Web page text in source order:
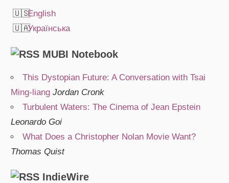
English
Українська
MUBI Notebook
This Dystopian Future: A Conversation with Tsai
Ming-liang Jordan Cronk
Turbulent Waters: The Cinema of Jean Epstein
Leonardo Goi
What Does a Christopher Nolan Movie Want?
Thomas Quist
IndieWire